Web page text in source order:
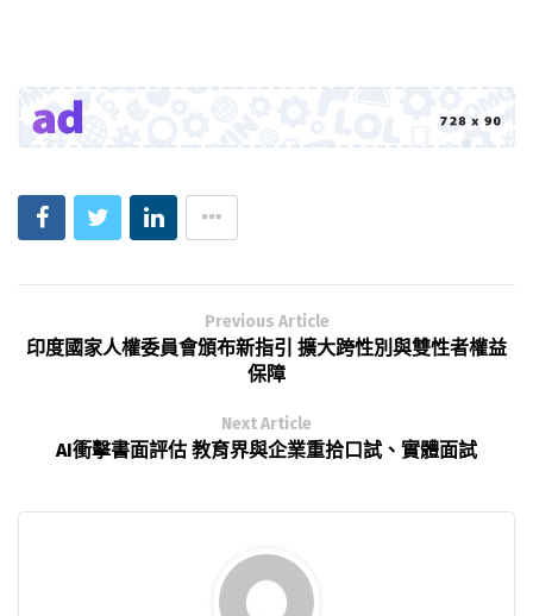
Previous Article
印度國家人權委員會頒布新指引 擴大跨性別與雙性者權益
保障
Next Article
AI衝擊書面評估 教育界與企業重拾口試、實體面試